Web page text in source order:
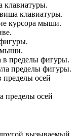
клавиатуры.
клавиатуры.
курсора мыши.
мыши.
пределы фигуры.
пределы фигуры.
осей
пределы осей